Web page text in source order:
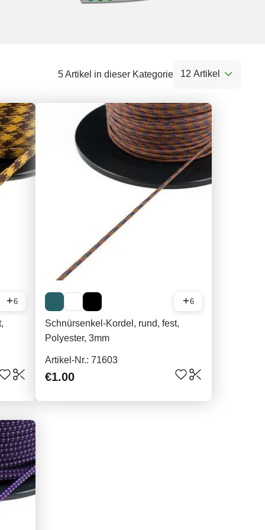
5 Artikel in dieser Kategorie 12 Artikel
6 6
Schnürsenkel-Kordel, rund, fest,
Polyester, 3mm
Artikel-Nr.: 71603
€1.00